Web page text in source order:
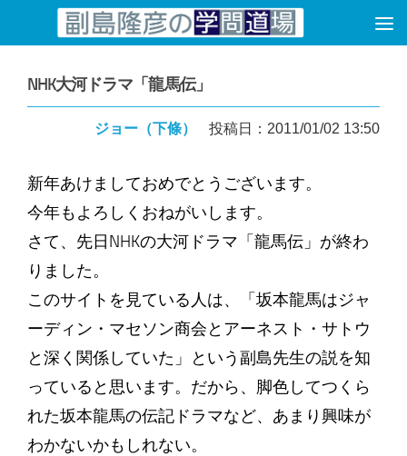
コンテンツへスキップ
NHK大河ドラマ「龍馬伝」
ジョー（下條） 投稿日：2011/01/02 13:50
新年あけましておめでとうございます。
今年もよろしくおねがいします。
さて、先日NHKの大河ドラマ「龍馬伝」が終わ
りました。
このサイトを見ている人は、「坂本龍馬はジャ
ーディン・マセソン商会とアーネスト・サトウ
と深く関係していた」という副島先生の説を知
っていると思います。だから、脚色してつくら
れた坂本龍馬の伝記ドラマなど、あまり興味が
わかないかもしれない。